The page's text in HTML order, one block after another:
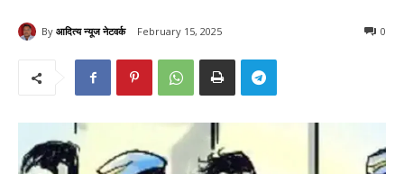
By आदित्य न्यूज नेटवर्क February 15, 2025 0